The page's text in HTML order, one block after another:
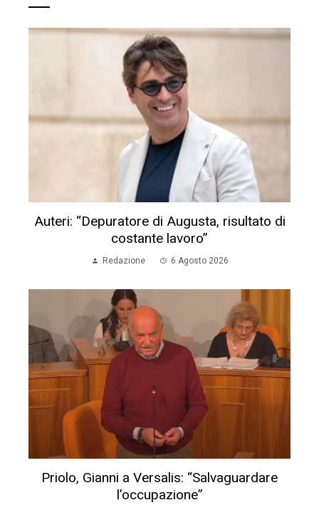
Auteri: “Depuratore di Augusta, risultato di
costante lavoro”
Redazione 6 Agosto 2026
Priolo, Gianni a Versalis: “Salvaguardare
l’occupazione”